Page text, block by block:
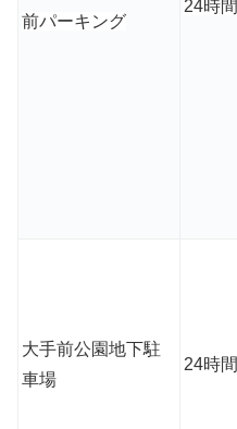
前パーキング
24時間
大手前公園地下駐
車場
24時間